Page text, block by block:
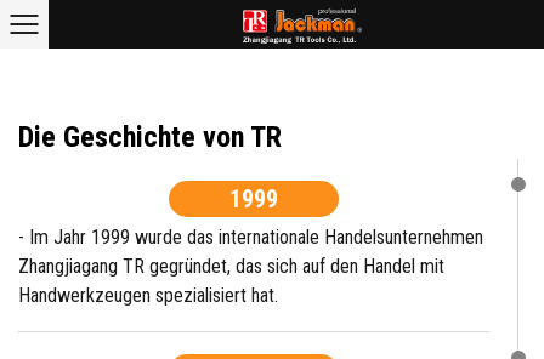
Home Unsere Geschichte
Die Geschichte von TR
1999
- Im Jahr 1999 wurde das internationale Handelsunternehmen
Zhangjiagang TR gegründet, das sich auf den Handel mit
Handwerkzeugen spezialisiert hat.